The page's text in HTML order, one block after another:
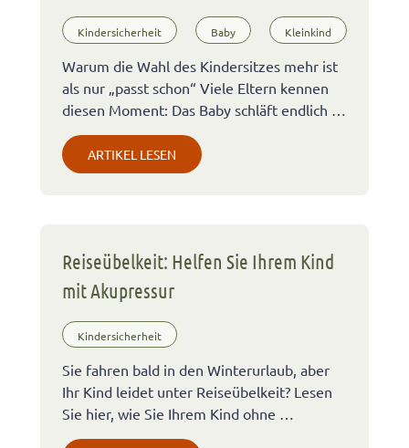
Kindersicherheit Baby Kleinkind
Warum die Wahl des Kindersitzes mehr ist
als nur „passt schon“ Viele Eltern kennen
diesen Moment: Das Baby schläft endlich …
ARTIKEL LESEN
Reiseübelkeit: Helfen Sie Ihrem Kind
mit Akupressur
Kindersicherheit
Sie fahren bald in den Winterurlaub, aber
Ihr Kind leidet unter Reiseübelkeit? Lesen
Sie hier, wie Sie Ihrem Kind ohne …